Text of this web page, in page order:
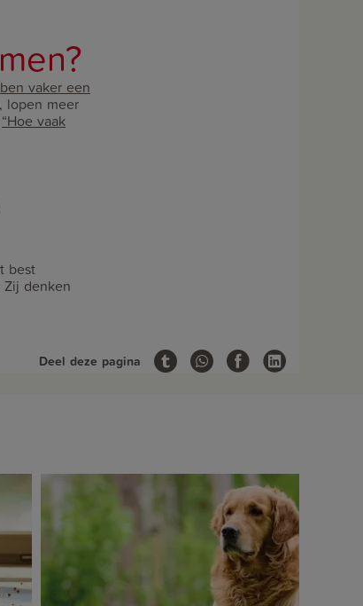
vaker een
lopen meer
“Hoe vaak
best
Zij denken
Deel deze pagina